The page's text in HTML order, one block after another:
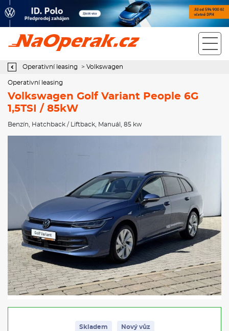
Operativní leasing Volkswagen Golf Variant People 6G 1,5TSI /
Operativní leasing > Volkswagen
Operativní leasing
Volkswagen Golf Variant People 6G
1,5TSI / 85kW
Benzín Hatchback / Liftback Manuál , 85 kw
Skladem Nový vůz